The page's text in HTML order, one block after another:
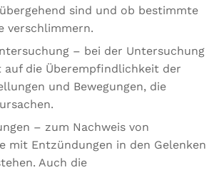
sind und ob bestimmte
verschlimmern.
– bei der Untersuchung
die Überempfindlichkeit der
und Bewegungen, die
– zum Nachweis von
mit Entzündungen in den Gelenken
Auch die
Funktionen
der Website
Marketing
Interessen
und Ihr
Verhalten